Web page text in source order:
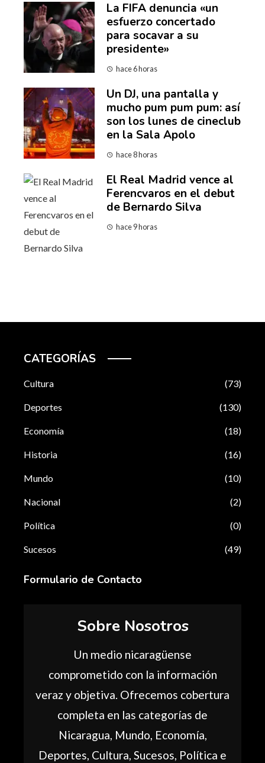
La FIFA denuncia «un
esfuerzo concertado
para socavar a su
presidente»
hace 6 horas
Un DJ, una pantalla y
mucho pum pum pum: así
son los lunes de cineclub
en la Sala Apolo
hace 8 horas
El Real Madrid vence al
Ferencvaros en el debut
de Bernardo Silva
hace 9 horas
CATEGORÍAS
Cultura (73)
Deportes (130)
Economía (18)
Historia (16)
Mundo (10)
Nacional (2)
Política (0)
Sucesos (49)
Formulario de Contacto
Sobre Nosotros
Un medio nicaragüense
comprometido con la información
veraz y objetiva. Ofrecemos cobertura
completa en las categorías de
Nicaragua, Mundo, Economía,
Deportes, Cultura, Sucesos, Política e